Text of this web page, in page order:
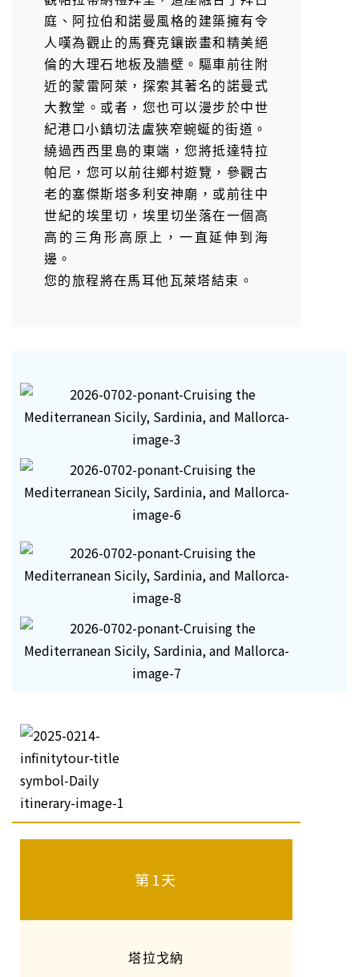
庭、阿拉伯和諾曼風格的建築擁有令
人嘆為觀止的馬賽克鑲嵌畫和精美絕
倫的大理石地板及牆壁。驅車前往附
近的蒙雷阿萊，探索其著名的諾曼式
大教堂。或者，您也可以漫步於中世
紀港口小鎮切法盧狹窄蜿蜒的街道。
繞過西西里島的東端，您將抵達特拉
帕尼，您可以前往鄉村遊覽，參觀古
老的塞傑斯塔多利安神廟，或前往中
世紀的埃里切，埃里切坐落在一個高
高的三角形高原上，一直延伸到海
邊。
您的旅程將在馬耳他瓦萊塔結束。
第1天
塔拉戈納